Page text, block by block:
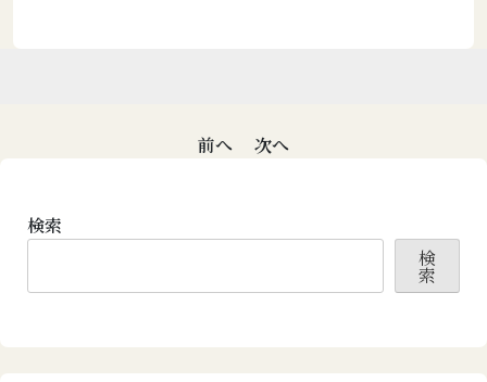
ナ
ビ
前へ 次へ
検索
検
索